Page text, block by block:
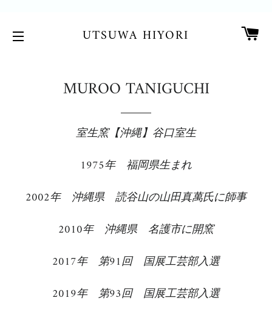
UTSUWA HIYORI
MUROO TANIGUCHI
室生窯【沖縄】谷口室生
1975年 福岡県生まれ
2002年 沖縄県 読谷山の山田真萬氏に師事
2010年 沖縄県 名護市に開窯
2017年 第91回 国展工芸部入選
2019年 第93回 国展工芸部入選